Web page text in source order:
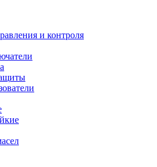
и контроля